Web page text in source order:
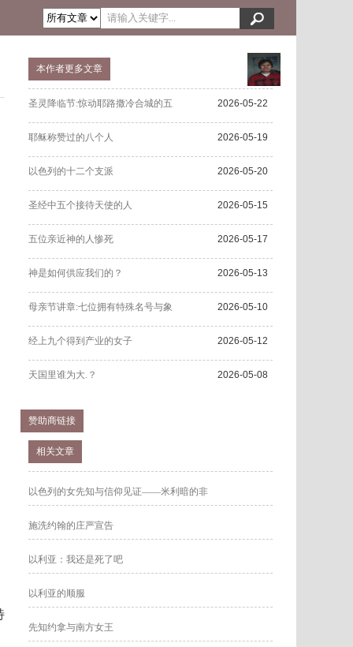
本作者更多文章
圣灵降临节:惊动耶路撒冷合城的五 2026-05-22
耶稣称赞过的八个人 2026-05-19
以色列的十二个支派 2026-05-20
圣经中五个接待天使的人 2026-05-15
五位亲近神的人惨死 2026-05-17
神是如何供应我们的？ 2026-05-13
母亲节讲章:七位拥有特殊名号与象 2026-05-10
经上九个得到产业的女子 2026-05-12
天国里谁为大.？ 2026-05-08
赞助商链接
相关文章
以色列的女先知与信仰见证——米利暗的非
施洗约翰的庄严宣告
以利亚：我还是死了吧
以利亚的顺服
先知约拿与南方女王